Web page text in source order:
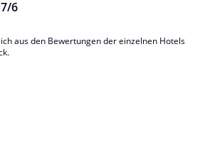
/6
aus den Bewertungen der einzelnen Hotels